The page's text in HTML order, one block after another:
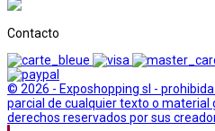
Contacto
© 2026 - Exposhopping sl -
parcial de cualquier texto o material
derechos reservados por sus